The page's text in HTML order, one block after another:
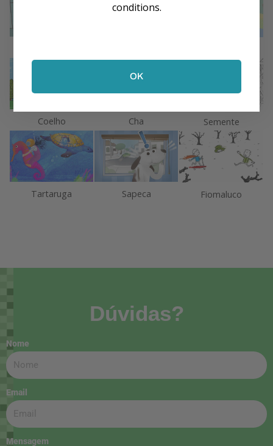
Coelho Cha Semente
Tartaruga Sapeca Fiomaluco
Dúvidas?
Nome
Email
Mensagem
conditions.
OK